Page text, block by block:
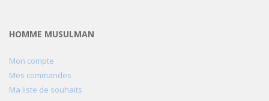
HOMME MUSULMAN
Mon compte
Mes commandes
Ma liste de souhaits